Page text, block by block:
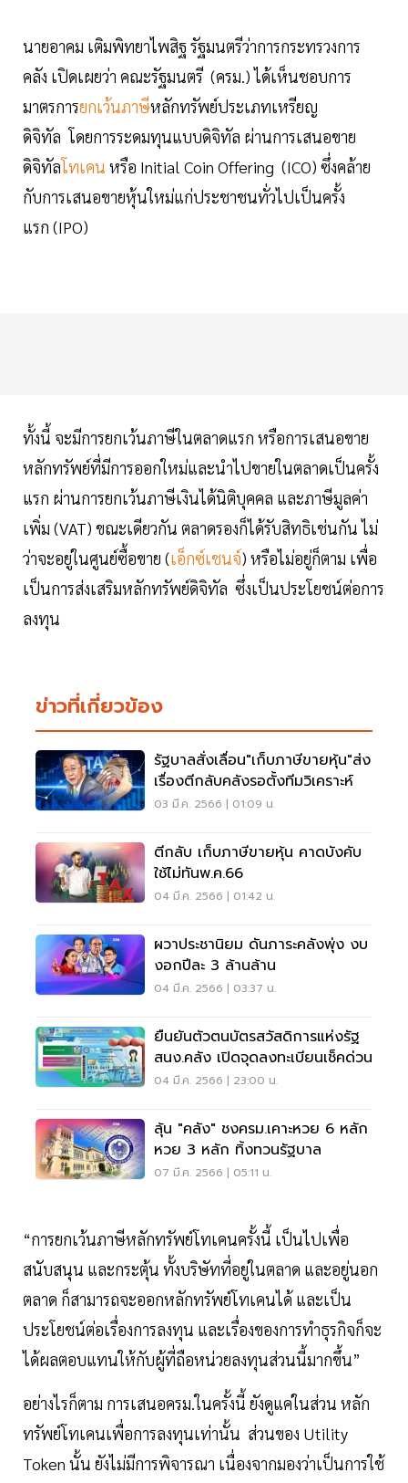
นายอาคม เติมพิทยาไพสิฐ รัฐมนตรีว่าการกระทรวงการ
คลัง เปิดเผยว่า คณะรัฐมนตรี (ครม.) ได้เห็นชอบการ
มาตรการยกเว้นภาษีหลักทรัพย์ประเภทเหรียญ
ดิจิทัล โดยการระดมทุนแบบดิจิทัล ผ่านการเสนอขาย
ดิจิทัลโทเคน หรือ Initial Coin Offering (ICO) ซึ่งคล้าย
กับการเสนอขายหุ้นใหม่แก่ประชาชนทั่วไปเป็นครั้ง
แรก (IPO)
ทั้งนี้ จะมีการยกเว้นภาษีในตลาดแรก หรือการเสนอขาย
หลักทรัพย์ที่มีการออกใหม่และนําไปขายในตลาดเป็นครั้ง
แรก ผ่านการยกเว้นภาษีเงินได้นิติบุคคล และภาษีมูลค่า
เพิ่ม (VAT) ขณะเดียวกัน ตลาดรองก็ได้รับสิทธิเช่นกัน ไม่
ว่าจะอยู่ในศูนย์ซื้อขาย (เอ็กซ์เชนจ์) หรือไม่อยู่ก็ตาม เพื่อ
เป็นการส่งเสริมหลักทรัพย์ดิจิทัล ซึ่งเป็นประโยชน์ต่อการ
ลงทุน
ข่าวที่เกี่ยวข้อง
รัฐบาลสั่งเลื่อน"เก็บภาษีขายหุ้น"ส่ง
เรื่องตีกลับคลังรอตั้งทีมวิเคราะห์
03 มี.ค. 2566 | 01:09 น.
ตีกลับ เก็บภาษีขายหุ้น คาดบังคับ
ใช้ไม่ทันพ.ค.66
04 มี.ค. 2566 | 01:42 น.
ผวาประชานิยม ดันภาระคลังพุ่ง งบ
งอกปีละ 3 ล้านล้าน
04 มี.ค. 2566 | 03:37 น.
ยืนยันตัวตนบัตรสวัสดิการแห่งรัฐ
สนง.คลัง เปิดจุดลงทะเบียนเช็คด่วน
04 มี.ค. 2566 | 23:00 น.
ลุ้น "คลัง" ชงครม.เคาะหวย 6 หลัก
หวย 3 หลัก ทิ้งทวนรัฐบาล
07 มี.ค. 2566 | 05:11 น.
“การยกเว้นภาษีหลักทรัพย์โทเคนครั้งนี้ เป็นไปเพื่อ
สนับสนุน และกระตุ้น ทั้งบริษัทที่อยู่ในตลาด และอยู่นอก
ตลาด ก็สามารถจะออกหลักทรัพย์โทเคนได้ และเป็น
ประโยชน์ต่อเรื่องการลงทุน และเรื่องของการทำธุรกิจก็จะ
ได้ผลตอบแทนให้กับผู้ที่ถือหน่วยลงทุนส่วนนี้มากขึ้น”
อย่างไรก็ตาม การเสนอครม.ในครั้งนี้ ยังดูแค่ในส่วน หลัก
ทรัพย์โทเคนเพื่อการลงทุนเท่านั้น ส่วนของ Utility
Token นั้น ยังไม่มีการพิจารณา เนื่องจากมองว่าเป็นการใช้